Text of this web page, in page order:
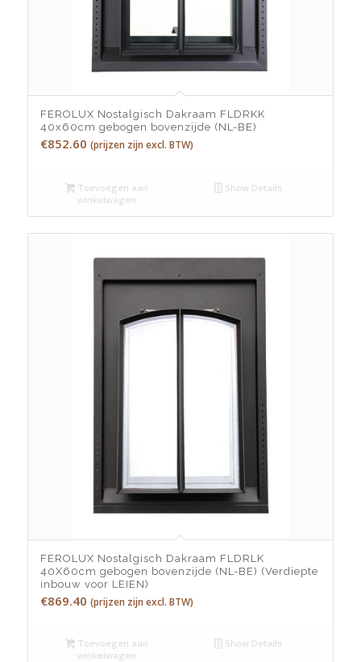
FEROLUX Nostalgisch Dakraam FLDRKK
40x60cm gebogen bovenzijde (NL-BE)
€852.60 (prijzen zijn excl. BTW)
Toevoegen aan
winkelwagen
Show Details
FEROLUX Nostalgisch Dakraam FLDRLK
40X60cm gebogen bovenzijde (NL-BE) (Verdiepte
inbouw voor LEIEN)
€869.40 (prijzen zijn excl. BTW)
Toevoegen aan
winkelwagen
Show Details